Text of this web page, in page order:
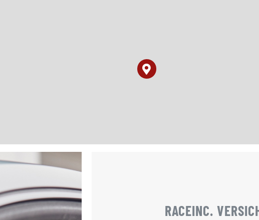
RACEINC.